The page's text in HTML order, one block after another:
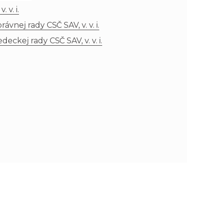
n
i
e
x
v. i.
rady CSČ SAV, v. v. i.
rady CSČ SAV, v. v. i.